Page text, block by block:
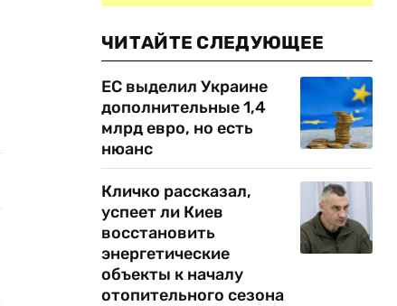
ЧИТАЙТЕ СЛЕДУЮЩЕЕ
ЕС выделил Украине
дополнительные 1,4
млрд евро, но есть
нюанс
Кличко рассказал,
успеет ли Киев
восстановить
энергетические
объекты к началу
отопительного сезона